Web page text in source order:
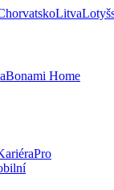
Litva
Bonami Home
Pro